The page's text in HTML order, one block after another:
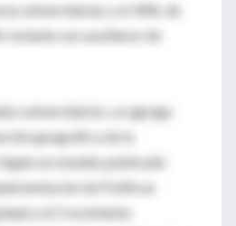
universitarias y el 30%, de
restante son auxiliares de
universitarios, se agrega
geográfica de la
un estudio publicado
de Políticas
y el Crecimiento